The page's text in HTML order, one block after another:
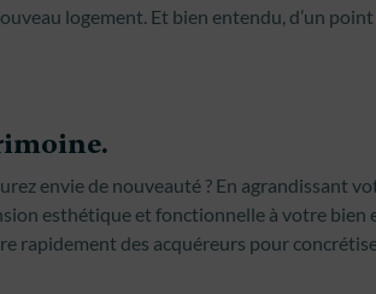
logement. Et bien entendu, d’un point
envie de nouveauté ? En agrandissant
esthétique et fonctionnelle à votre bien
rapidement des acquéreurs pour